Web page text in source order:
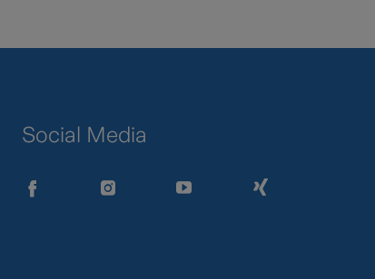
Social Media